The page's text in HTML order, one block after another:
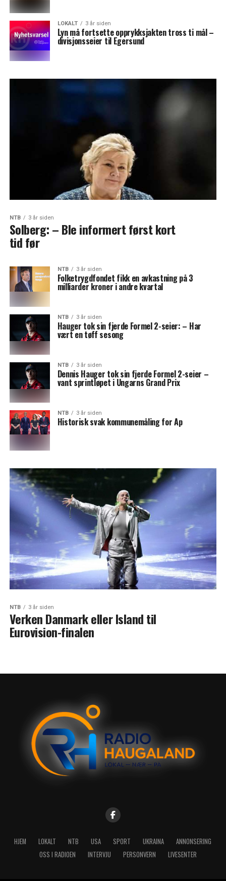
LOKALT 3 år siden
Lyn må fortsette opprykksjakten tross ti mål –
divisjonsseier til Egersund
NTB 3 år siden
Solberg: – Ble informert først kort
tid før
NTB 3 år siden
Folketrygdfondet fikk en avkastning på 3
milliarder kroner i andre kvartal
NTB 3 år siden
Hauger tok sin fjerde Formel 2-seier: – Har
vært en tøff sesong
NTB 3 år siden
Dennis Hauger tok sin fjerde Formel 2-seier –
vant sprintløpet i Ungarns Grand Prix
NTB 3 år siden
Historisk svak kommunemåling for Ap
NTB 3 år siden
Verken Danmark eller Island til
Eurovision-finalen
HJEM LOKALT NTB USA SPORT UKRAINA
ANNONSERING
OSS I RADIOEN
INTERVJU PERSONVERN LIVESENTER